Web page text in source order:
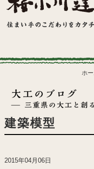
ホ
建築模型
2015年04月06日